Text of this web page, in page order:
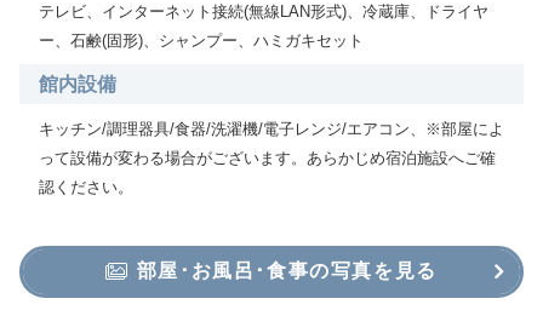
テレビ、インターネット接続(無線LAN形式)、冷蔵庫、ドライヤ
ー、石鹸(固形)、シャンプー、ハミガキセット
館内設備
キッチン/調理器具/食器/洗濯機/電子レンジ/エアコン、※部屋によ
って設備が変わる場合がございます。あらかじめ宿泊施設へご確
認ください。
部屋･お風呂･食事の写真を見る